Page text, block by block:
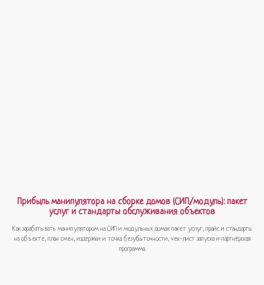
Прибыль манипулятора на сборке домов (СИП/модуль): пакет
услуг и стандарты обслуживания объектов
Как зарабатывать манипулятором на СИП и модульных домах: пакет услуг, прайс и стандарты
на объекте, план смен, издержки и точка безубыточности, чек-лист запуска и партнёрская
программа.